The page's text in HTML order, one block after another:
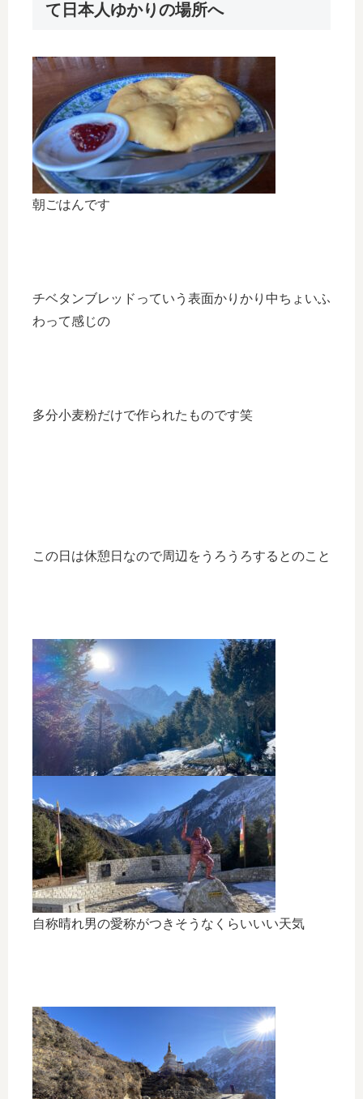
て日本人ゆかりの場所へ
朝ごはんです
チベタンブレッドっていう表面かりかり中ちょいふ
わって感じの
多分小麦粉だけで作られたものです笑
この日は休憩日なので周辺をうろうろするとのこと
自称晴れ男の愛称がつきそうなくらいいい天気